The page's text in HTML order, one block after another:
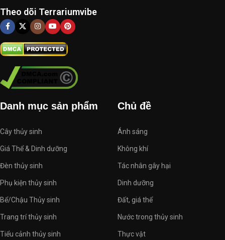
Theo dõi Terrariumvibe
Danh mục sản phẩm
Cây thủy sinh
Giá Thể & Dinh dưỡng
Đèn thủy sinh
Phụ kiện thủy sinh
Bể/Chậu Thủy sinh
Trang trí thủy sinh
Tiểu cảnh thủy sinh
Chủ đề
Ánh sáng
Không khí
Tác nhân gây hại
Dinh dưỡng
Đất, giá thể
Nước trong thủy sinh
Thực vật